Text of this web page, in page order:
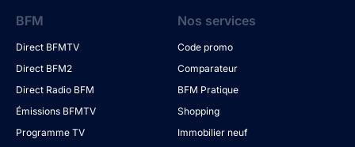
BFM
Direct BFMTV
Direct BFM2
Direct Radio BFM
Émissions BFMTV
Programme TV
Nos services
Code promo
Comparateur
BFM Pratique
Shopping
Immobilier neuf